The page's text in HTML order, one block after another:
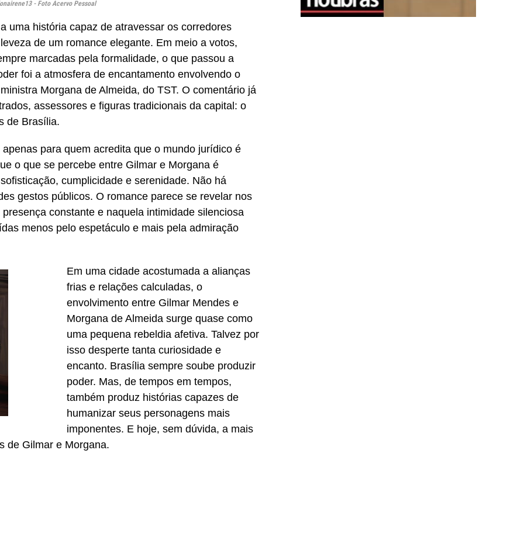
- Foto Acervo Pessoal
uma história capaz de atravessar os corredores
de um romance elegante. Em meio a votos,
marcadas pela formalidade, o que passou a
foi a atmosfera de encantamento envolvendo o
Morgana de Almeida, do TST. O comentário já
assessores e figuras tradicionais da capital: o
de Brasília.
para quem acredita que o mundo jurídico é
o que se percebe entre Gilmar e Morgana é
cumplicidade e serenidade. Não há
gestos públicos. O romance parece se revelar nos
constante e naquela intimidade silenciosa
menos pelo espetáculo e mais pela admiração
Em uma cidade acostumada a alianças
frias e relações calculadas, o
envolvimento entre Gilmar Mendes e
Morgana de Almeida surge quase como
uma pequena rebeldia afetiva. Talvez por
isso desperte tanta curiosidade e
encanto. Brasília sempre soube produzir
poder. Mas, de tempos em tempos,
também produz histórias capazes de
humanizar seus personagens mais
imponentes. E hoje, sem dúvida, a mais
de Gilmar e Morgana.